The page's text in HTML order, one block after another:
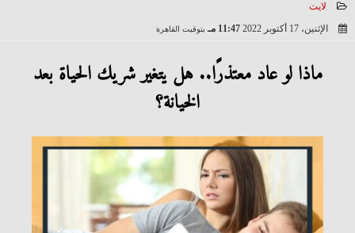
لايت
الإثنين، 17 أكتوبر 2022
11:47 مـ بتوقيت القاهرة
ماذا لو عاد معتذرًا.. هل يتغير شريك الحياة بعد
الخيانة؟